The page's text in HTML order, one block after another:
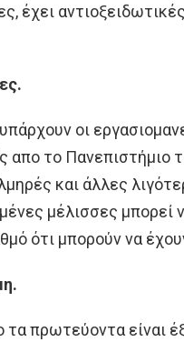
έχει
οι
το Πανεπιστήμιο
και άλλες
μέλισσες μπορεί
ότι μπορούν να
τα πρωτεύοντα είναι